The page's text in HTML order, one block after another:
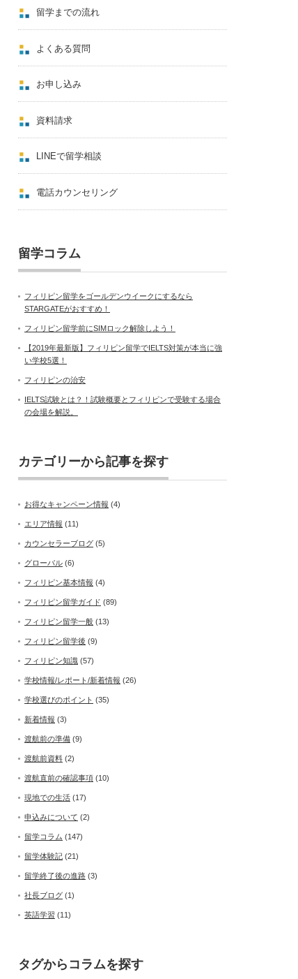
留学までの流れ
よくある質問
お申し込み
資料請求
LINEで留学相談
電話カウンセリング
留学コラム
フィリピン留学をゴールデンウイークにするなら
STARGATEがおすすめ！
フィリピン留学前にSIMロック解除しよう！
【2019年最新版】フィリピン留学でIELTS対策が本当に強
い学校5選！
フィリピンの治安
IELTS試験とは？！試験概要とフィリピンで受験する場合
の会場を解説。
カテゴリーから記事を探す
お得なキャンペーン情報 (4)
エリア情報 (11)
カウンセラーブログ (5)
グローバル (6)
フィリピン基本情報 (4)
フィリピン留学ガイド (89)
フィリピン留学一般 (13)
フィリピン留学後 (9)
フィリピン知識 (57)
学校情報/レポート/新着情報 (26)
学校選びのポイント (35)
新着情報 (3)
渡航前の準備 (9)
渡航前資料 (2)
渡航直前の確認事項 (10)
現地での生活 (17)
申込みについて (2)
留学コラム (147)
留学体験記 (21)
留学終了後の進路 (3)
社長ブログ (1)
英語学習 (11)
タグからコラムを探す